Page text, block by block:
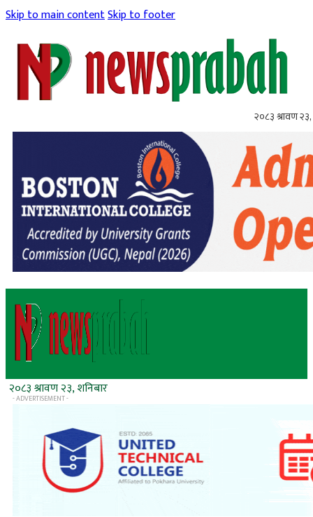
Skip to main contentSkip to footer
२०८३ श्रावण २३,
२०८३ श्रावण २३, शनिबार
- ADVERTISEMENT -